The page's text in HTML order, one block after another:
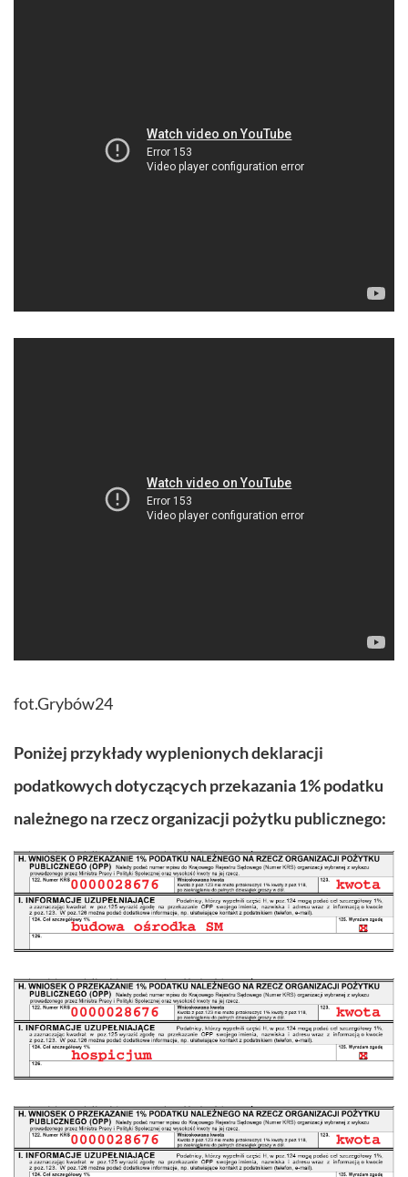
fot.Grybów24
Poniżej przykłady wyplenionych deklaracji
podatkowych dotyczących przekazania 1% podatku
należnego na rzecz organizacji pożytku publicznego: